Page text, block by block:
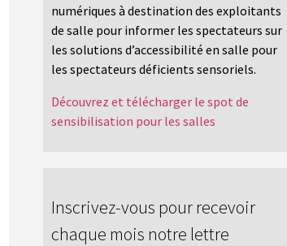
numériques à destination des exploitants
de salle pour informer les spectateurs sur
les solutions d’accessibilité en salle pour
les spectateurs déficients sensoriels.
Découvrez et télécharger le spot de
sensibilisation pour les salles
Inscrivez-vous pour recevoir
chaque mois notre lettre